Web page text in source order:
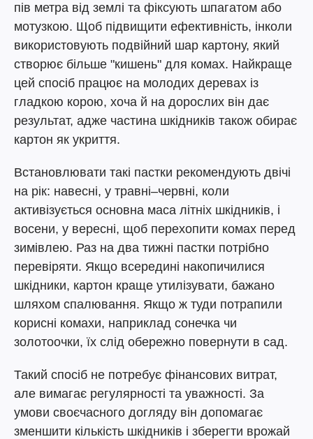
пів метра від землі та фіксують шпагатом або
мотузкою. Щоб підвищити ефективність, інколи
використовують подвійний шар картону, який
створює більше "кишень" для комах. Найкраще
цей спосіб працює на молодих деревах із
гладкою корою, хоча й на дорослих він дає
результат, адже частина шкідників також обирає
картон як укриття.
Встановлювати такі пастки рекомендують двічі
на рік: навесні, у травні–червні, коли
активізується основна маса літніх шкідників, і
восени, у вересні, щоб перехопити комах перед
зимівлею. Раз на два тижні пастки потрібно
перевіряти. Якщо всередині накопичилися
шкідники, картон краще утилізувати, бажано
шляхом спалювання. Якщо ж туди потрапили
корисні комахи, наприклад сонечка чи
золотоочки, їх слід обережно повернути в сад.
Такий спосіб не потребує фінансових витрат,
але вимагає регулярності та уважності. За
умови своєчасного догляду він допомагає
зменшити кількість шкідників і зберегти врожай